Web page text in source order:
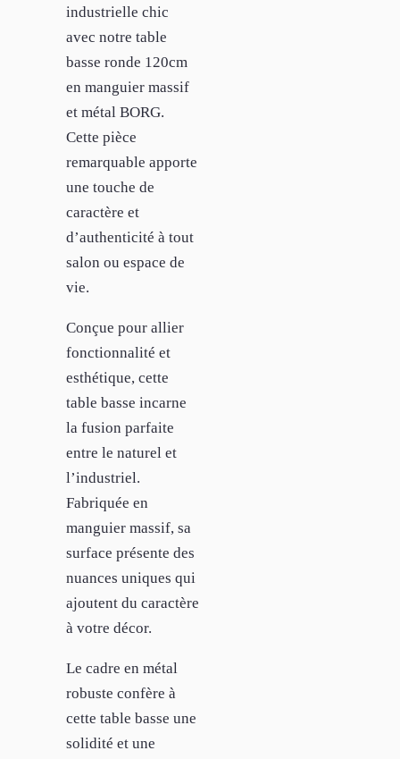
industrielle chic
avec notre table
basse ronde 120cm
en manguier massif
et métal BORG.
Cette pièce
remarquable apporte
une touche de
caractère et
d’authenticité à tout
salon ou espace de
vie.
Conçue pour allier
fonctionnalité et
esthétique, cette
table basse incarne
la fusion parfaite
entre le naturel et
l’industriel.
Fabriquée en
manguier massif, sa
surface présente des
nuances uniques qui
ajoutent du caractère
à votre décor.
Le cadre en métal
robuste confère à
cette table basse une
solidité et une